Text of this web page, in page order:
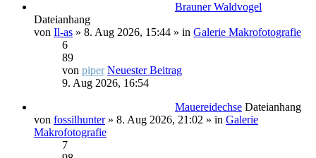
Brauner Waldvogel
Dateianhang
von Il-as » 8. Aug 2026, 15:44 » in Galerie Makrofotografie
6
89
von piper Neuester Beitrag
9. Aug 2026, 16:54
Mauereidechse Dateianhang
von fossilhunter» 8. Aug 2026, 21:02 » in Galerie
Makrofotografie
7